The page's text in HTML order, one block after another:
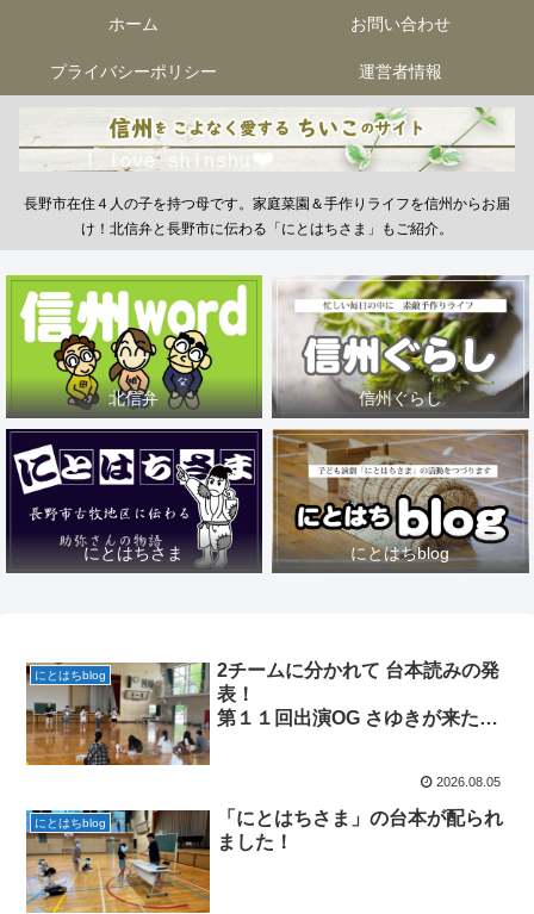
長野市在住４人の子を持つ母です。家庭菜園＆手作りライフを信州からお届
け！北信弁と長野市に伝わる「にとはちさま」もご紹介。
ホーム お問い合わせ
プライバシーポリシー 運営者情報
北信弁 信州ぐらし
にとはちさま にとはちblog
にとはちblog
2チームに分かれて 台本読みの発
表！
第１１回出演OG さゆきが来たよ
2026.08.05
にとはちblog
「にとはちさま」の台本が配られ
ました！